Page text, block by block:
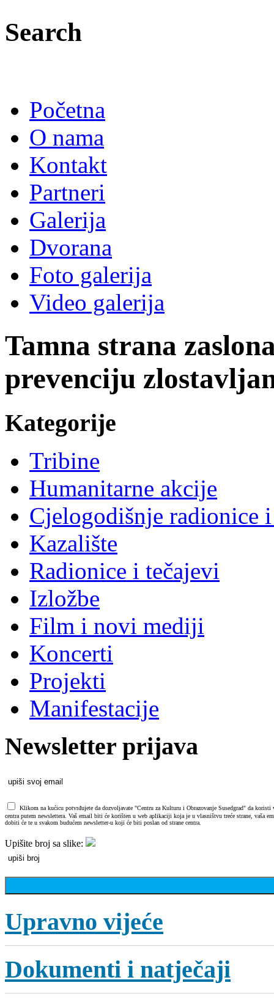
Search
Početna
O nama
Kontakt
Partneri
Galerija
Dvorana
Foto galerija
Video galerija
Tamna strana
prevenciju
Kategorije
Tribine
Humanitarne akcije
Cjelogodišnje radionice
Kazalište
Radionice i tečajevi
Izložbe
Film i novi mediji
Koncerti
Projekti
Manifestacije
Newsletter prijava
Klikom na kućicu potvrđujete da dozvoljavate "Centru za Kulturu i Obrazovanje Susedgrad" da
centra putem newslettera. Vaš email biti će korišten u web aplikaciji koja je u vlasništvu treće strane,
dobiti će te u svakom budućem newsletter-u koji će biti poslan od strane centra.
Upišite broj sa slike:
Upravno vijeće
Dokumenti i natječaji